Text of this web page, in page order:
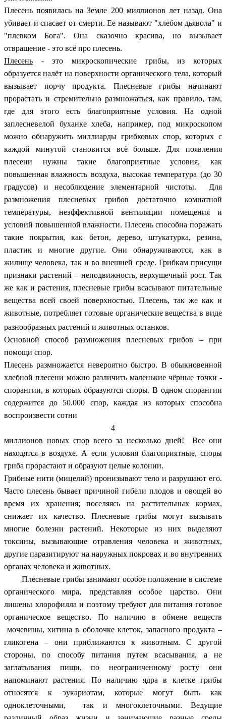
Плесень появилась на Земле 200 миллионов лет назад. Она
убивает и спасает от смерти. Ее называют "хлебом дьявола" и
"плевком Бога". Она сказочно красива, но вызывает
отвращение - это всё про плесень.
Плесень - это микроскопические грибы, из которых
образуется налёт на поверхности органического тела, который
вызывает порчу продукта. Плесневые грибы начинают
прорастать и стремительно размножаться, как правило, там,
где для этого есть благоприятные условия. На одной
заплесневелой буханке хлеба, например, под микроскопом
можно обнаружить миллиарды грибковых спор, которых с
каждой минутой становится всё больше. Для появления
плесени нужны такие благоприятные условия, как
повышенная влажность воздуха, высокая температура (до 30
градусов) и несоблюдение элементарной чистоты. Для
размножения плесневых грибов достаточно комнатной
температуры, неэффективной вентиляции помещения и
условий повышенной влажности. Плесень способна поражать
такие покрытия, как бетон, дерево, штукатурка, резина,
пластик и многие другие. Они обнаруживаются, как в
жилище человека, так и во внешней среде. Грибкам присущи
признаки растений – неподвижность, верхушечный рост. Так
же как и растения, плесневые грибы всасывают питательные
вещества всей своей поверхностью. Плесень, так же как и
животные, потребляет готовые органические вещества в виде
разнообразных растений и животных останков.
Основной способ размножения плесневых грибов – при
помощи спор.
Плесень размножается невероятно быстро. В обыкновенной
хлебной плесени можно различить маленькие чёрные точки -
спорангии, в которых образуются споры. В одном спорангии
содержится до 50.000 спор, каждая из которых способна
воспроизвести сотни
4
миллионов новых спор всего за несколько дней! Все они
находятся в воздухе. А если условия благоприятные, споры
гриба прорастают и образуют целые колонии.
Грибные нити (мицелий) пронизывают тело и разрушают его.
Часто плесень бывает причиной гибели плодов и овощей во
время их хранения; поселяясь на растительных кормах,
снижает их качество. Плесневые грибы могут вызывать
многие болезни растений. Некоторые из них выделяют
токсины, вызывающие отравления человека и животных,
другие паразитируют на наружных покровах и во внутренних
органах человека и животных.
Плесневые грибы занимают особое положение в системе
органического мира, представляя особое царство. Они
лишены хлорофилла и поэтому требуют для питания готовое
органическое вещество. По наличию в обмене веществ
мочевины, хитина в оболочке клеток, запасного продукта –
гликогена – они приближаются к животным. С другой
стороны, по способу питания путем всасывания, а не
заглатывания пищи, по неограниченному росту они
напоминают растения. По наличию ядра в клетке грибы
относятся к эукариотам, которые могут быть как
одноклеточными, так и многоклеточными. Ведущие